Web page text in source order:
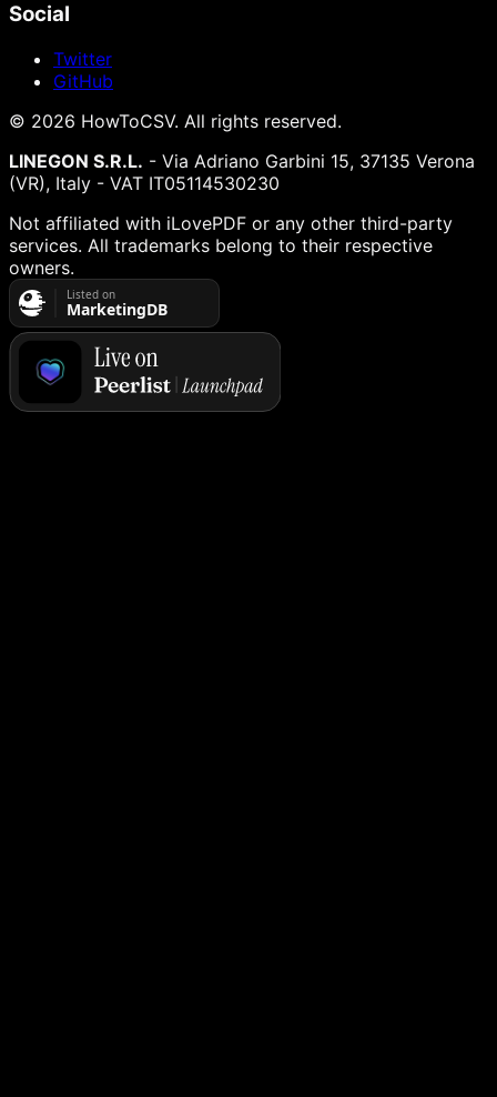
Social
Twitter
GitHub
© 2026 HowToCSV. All rights reserved.
LINEGON S.R.L. - Via Adriano Garbini 15, 37135 Verona
(VR), Italy - VAT IT05114530230
Not affiliated with iLovePDF or any other third-party
services. All trademarks belong to their respective
owners.